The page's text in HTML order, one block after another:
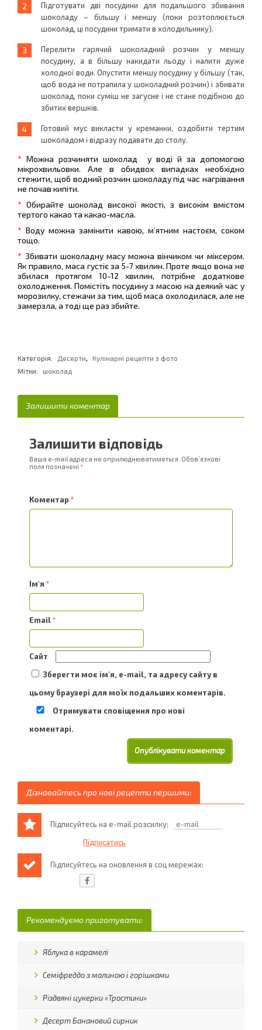
Підготувати дві посудини для подальшого збивання
шоколаду – більшу і меншу (поки розтоплюється
шоколад, ці посудини тримати в холодильнику).
Перелити гарячий шоколадний розчин у меншу
посудину, а в більшу накидати льоду і налити дуже
холодної води. Опустити меншу посудину у більшу (так,
щоб вода не потрапила у шоколадний розчин) і збивати
шоколад, поки суміш не загусне і не стане подібною до
збитих вершків.
Готовий мус викласти у креманки, оздобити тертим
шоколадом і відразу подавати до столу.
* Можна розчиняти шоколад
у воді й за допомогою
мікрохвильовки. Але в обидвох випадках необхідно
стежити, щоб водний розчин шоколаду під час нагрівання
не почав кипіти.
* Обирайте шоколад високої якості, з високім вмістом
тертого какао та какао-масла.
* Воду можна замінити кавою, м’ятним настоєм, соком
тощо.
* Збивати шоколадну масу можна вінчиком чи міксером.
Як правило, маса густіє за 5-7 хвилин. Проте якщо вона не
збилася протягом 10-12 хвилин, потрібне додаткове
охолодження. Помістіть посудину з масою на деякий час у
морозилку, стежачи за тим, щоб маса охолодилася, але не
замерзла, а тоді ще раз збийте.
Категорія: Десерти,
Кулінарні рецепти з фото
Мітки:
шоколад
Залишити коментар
Залишити відповідь
Ваша e-mail адреса не оприлюднюватиметься. Обов’язкові
поля позначені *
Коментар *
Ім'я *
Email*
Сайт
Зберегти моє ім'я, e-mail, та адресу сайту в
цьому браузері для моїх подальших коментарів.
Отримувати сповіщення про нові
коментарі.
Дізнавайтесь про нові рецепти першими:
Підписуйтесь на e-mail розсилку:
Підписуйтесь на оновлення в соц мережах:
Рекомендуємо приготувати:
Яблука в карамелі
Семіфреддо з малиною і горішками
Різдвяні цукерки «Тростини»
Десерт Банановий сирник